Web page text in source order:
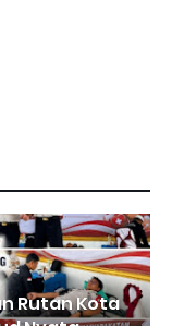
Rutan Kota